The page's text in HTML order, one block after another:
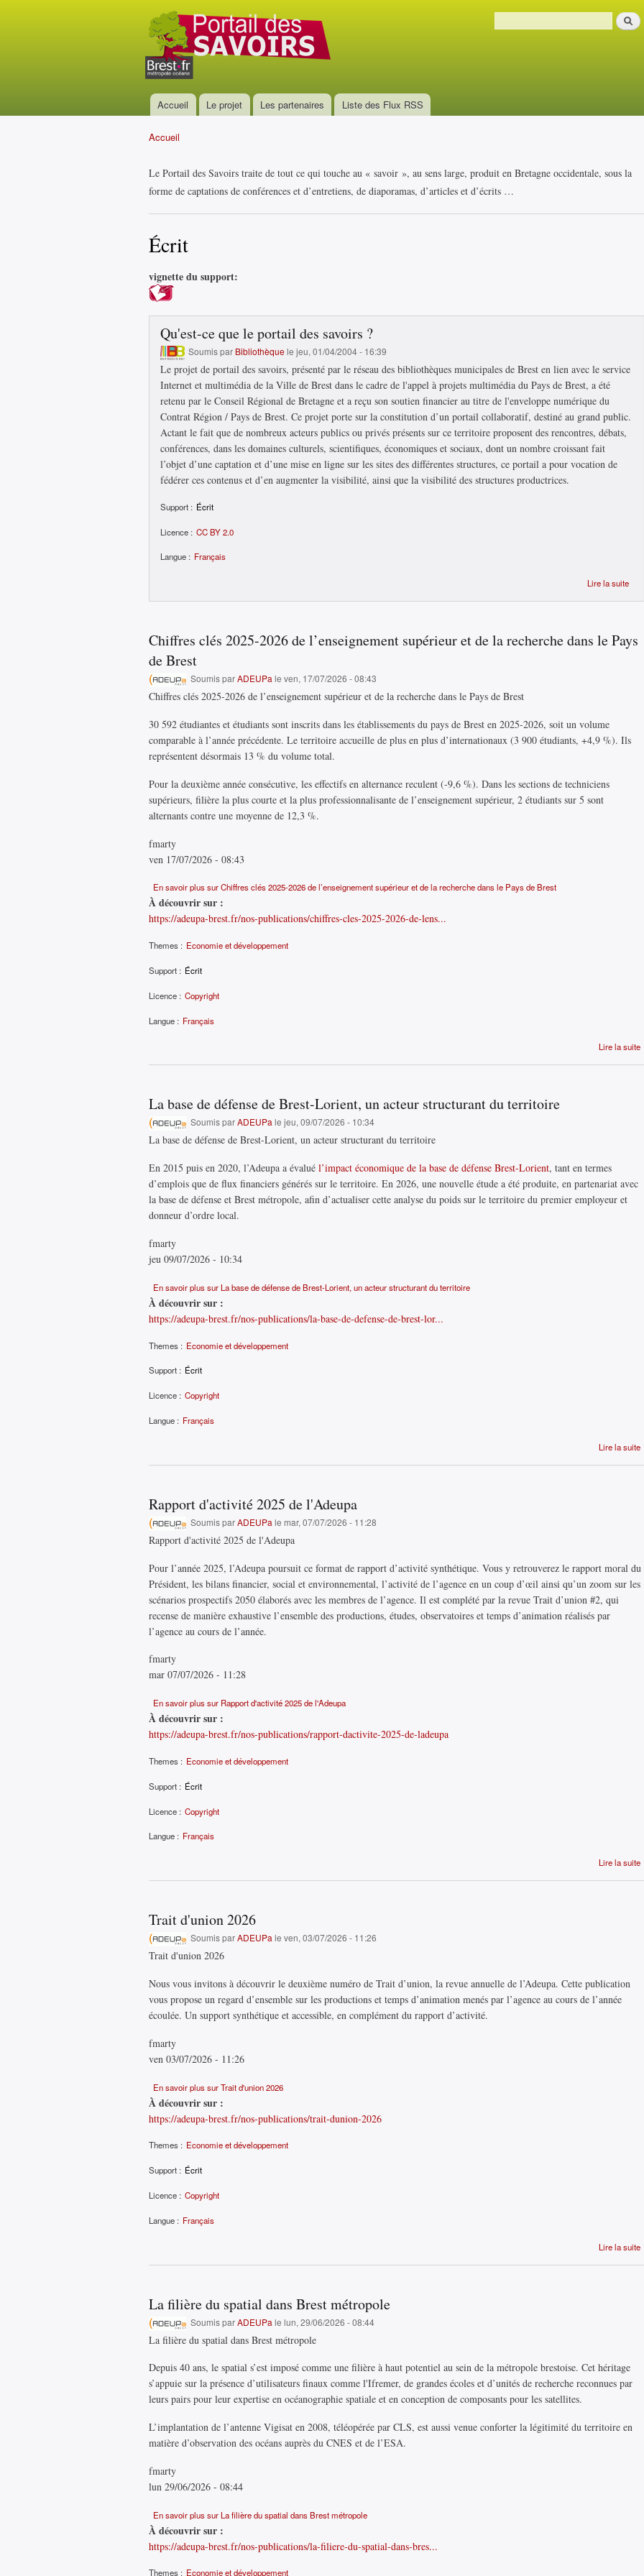
Portail
des
savoirs
Formulaire de recherche
Menu principal
Accueil Le projet Les partenaires Liste des Flux RSS
Accueil
Le Portail des Savoirs traite de tout ce qui touche au « savoir », au sens large, produit en Bretagne occidentale, sous la
forme de captations de conférences et d’entretiens, de diaporamas, d’articles et d’écrits …
Écrit
vignette du support:
Qu'est-ce que le portail des savoirs ?
Soumis par Bibliothèque le jeu, 01/04/2004 - 16:39
Le projet de portail des savoirs, présenté par le réseau des bibliothèques municipales de Brest en lien avec le service
Internet et multimédia de la Ville de Brest dans le cadre de l'appel à projets multimédia du Pays de Brest, a été
retenu par le Conseil Régional de Bretagne et a reçu son soutien financier au titre de l'enveloppe numérique du
Contrat Région / Pays de Brest. Ce projet porte sur la constitution d’un portail collaboratif, destiné au grand public.
Actant le fait que de nombreux acteurs publics ou privés présents sur ce territoire proposent des rencontres, débats,
conférences, dans les domaines culturels, scientifiques, économiques et sociaux, dont un nombre croissant fait
l’objet d’une captation et d’une mise en ligne sur les sites des différentes structures, ce portail a pour vocation de
fédérer ces contenus et d’en augmenter la visibilité, ainsi que la visibilité des structures productrices.
Support : Écrit
Licence : CC BY 2.0
Langue : Français
Lire la suite
ce
Chiffres clés 2025-2026 de l’enseignement supérieur et de la recherche dans le Pays
de Brest
Soumis parADEUPa le ven, 17/07/2026 - 08:43
Chiffres clés 2025-2026 de l’enseignement supérieur et de la recherche dans le Pays de Brest
30 592 étudiantes et étudiants sont inscrits dans les établissements du pays de Brest en 2025-2026, soit un volume
comparable à l’année précédente. Le territoire accueille de plus en plus d’internationaux (3 900 étudiants, +4,9 %). Ils
représentent désormais 13 % du volume total.
Pour la deuxième année consécutive, les effectifs en alternance reculent (-9,6 %). Dans les sections de techniciens
supérieurs, filière la plus courte et la plus professionnalisante de l’enseignement supérieur, 2 étudiants sur 5 sont
alternants contre une moyenne de 12,3 %.
fmarty
ven 17/07/2026 - 08:43
En savoir plussur Chiffres clés 2025-2026 de l’enseignement supérieur et de la recherche dans le Pays de Brest
À découvrir sur :
https://adeupa-brest.fr/nos-publications/chiffres-cles-2025-2026-de-lens...
Themes : Economie et développement
Support : Écrit
Licence : Copyright
Langue : Français
Lire la suite
La base de défense de Brest-Lorient, un acteur structurant du territoire
Soumis parADEUPa le jeu, 09/07/2026 - 10:34
La base de défense de Brest-Lorient, un acteur structurant du territoire
En 2015 puis en 2020, l’Adeupa a évalué l’impact économique de la base de défense Brest-Lorient, tant en termes
d’emplois que de flux financiers générés sur le territoire. En 2026, une nouvelle étude a été produite, en partenariat avec
la base de défense et Brest métropole, afin d’actualiser cette analyse du poids sur le territoire du premier employeur et
donneur d’ordre local.
fmarty
jeu 09/07/2026 - 10:34
En savoir plussur La base de défense de Brest-Lorient, un acteur structurant du territoire
À découvrir sur :
https://adeupa-brest.fr/nos-publications/la-base-de-defense-de-brest-lor...
Themes : Economie et développement
Support : Écrit
Licence : Copyright
Langue : Français
Lire la suite
Rapport d'activité 2025 de l'Adeupa
Soumis parADEUPa le mar, 07/07/2026 - 11:28
Rapport d'activité 2025 de l'Adeupa
Pour l’année 2025, l’Adeupa poursuit ce format de rapport d’activité synthétique. Vous y retrouverez le rapport moral du
Président, les bilans financier, social et environnemental, l’activité de l’agence en un coup d’œil ainsi qu’un zoom sur les
scénarios prospectifs 2050 élaborés avec les membres de l’agence. Il est complété par la revue Trait d’union #2, qui
recense de manière exhaustive l’ensemble des productions, études, observatoires et temps d’animation réalisés par
l’agence au cours de l’année.
fmarty
mar 07/07/2026 - 11:28
En savoir plussur Rapport d'activité 2025 de l'Adeupa
À découvrir sur :
https://adeupa-brest.fr/nos-publications/rapport-dactivite-2025-de-ladeupa
Themes : Economie et développement
Support : Écrit
Licence : Copyright
Langue : Français
Lire la suite
Trait d'union 2026
Soumis parADEUPa le ven, 03/07/2026 - 11:26
Trait d'union 2026
Nous vous invitons à découvrir le deuxième numéro de Trait d’union, la revue annuelle de l’Adeupa. Cette publication
vous propose un regard d’ensemble sur les productions et temps d’animation menés par l’agence au cours de l’année
écoulée. Un support synthétique et accessible, en complément du rapport d’activité.
fmarty
ven 03/07/2026 - 11:26
En savoir plussur Trait d'union 2026
À découvrir sur :
https://adeupa-brest.fr/nos-publications/trait-dunion-2026
Themes : Economie et développement
Support : Écrit
Licence : Copyright
Langue : Français
Lire la suite
La filière du spatial dans Brest métropole
Soumis parADEUPa le lun, 29/06/2026 - 08:44
La filière du spatial dans Brest métropole
Depuis 40 ans, le spatial s’est imposé comme une filière à haut potentiel au sein de la métropole brestoise. Cet héritage
s’appuie sur la présence d’utilisateurs finaux comme l'Ifremer, de grandes écoles et d’unités de recherche reconnues par
leurs pairs pour leur expertise en océanographie spatiale et en conception de composants pour les satellites.
L’implantation de l’antenne Vigisat en 2008, téléopérée par CLS, est aussi venue conforter la légitimité du territoire en
matière d’observation des océans auprès du CNES et de l’ESA.
fmarty
lun 29/06/2026 - 08:44
En savoir plussur La filière du spatial dans Brest métropole
À découvrir sur :
https://adeupa-brest.fr/nos-publications/la-filiere-du-spatial-dans-bres...
Themes : Economie et développement